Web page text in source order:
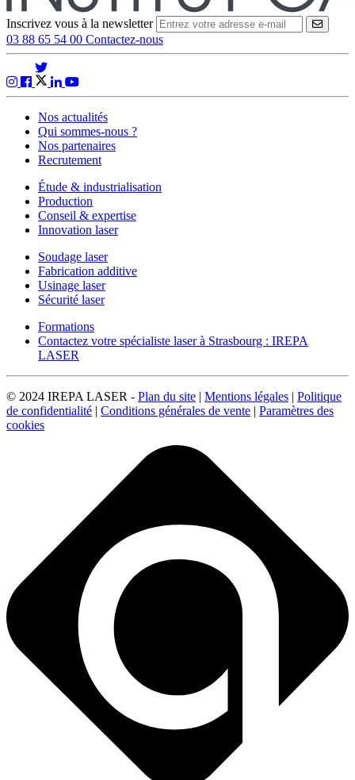
Inscrivez vous à la newsletter
03 88 65 54 00 Contactez-nous
Nos actualités
Qui sommes-nous ?
Nos partenaires
Recrutement
Étude & industrialisation
Production
Conseil & expertise
Innovation laser
Soudage laser
Fabrication additive
Usinage laser
Sécurité laser
Formations
Contactez votre spécialiste laser à Strasbourg : IREPA
LASER
© 2024 IREPA LASER - Plan du site | Mentions légales | Politique
de confidentialité | Conditions générales de vente | Paramètres des
cookies